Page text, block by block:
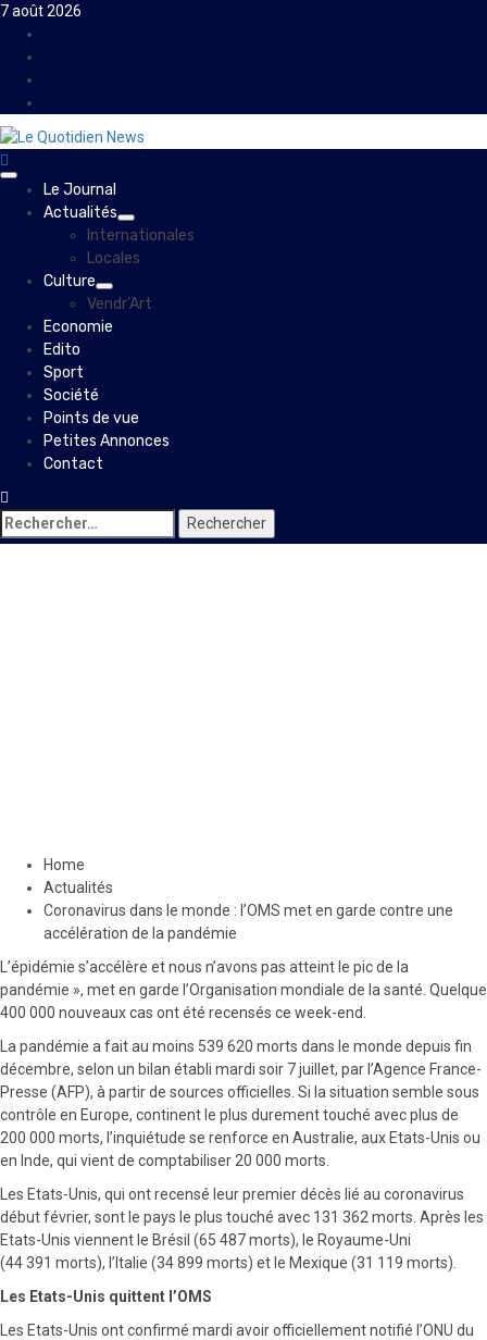
Skip
content
7 août 2026
Primary
Menu
Le Journal
Actualités
Internationales
Locales
Culture
Vendr’Art
Economie
Edito
Sport
Société
Points de vue
Petites Annonces
Contact
Rechercher :
Home
Actualités
Coronavirus dans le monde : l’OMS met en garde contre une
accélération de la pandémie
L’épidémie s’accélère et nous n’avons pas atteint le pic de la
pandémie », met en garde l’Organisation mondiale de la santé. Quelque
400 000 nouveaux cas ont été recensés ce week-end.
La pandémie a fait au moins 539 620 morts dans le monde depuis fin
décembre, selon un bilan établi mardi soir 7 juillet, par l’Agence France-
Presse (AFP), à partir de sources officielles. Si la situation semble sous
contrôle en Europe, continent le plus durement touché avec plus de
200 000 morts, l’inquiétude se renforce en Australie, aux Etats-Unis ou
en Inde, qui vient de comptabiliser 20 000 morts.
Les Etats-Unis, qui ont recensé leur premier décès lié au coronavirus
début février, sont le pays le plus touché avec 131 362 morts. Après les
Etats-Unis viennent le Brésil (65 487 morts), le Royaume-Uni
(44 391 morts), l’Italie (34 899 morts) et le Mexique (31 119 morts).
Les Etats-Unis quittent l’OMS
Les Etats-Unis ont confirmé mardi avoir officiellement notifié l’ONU du